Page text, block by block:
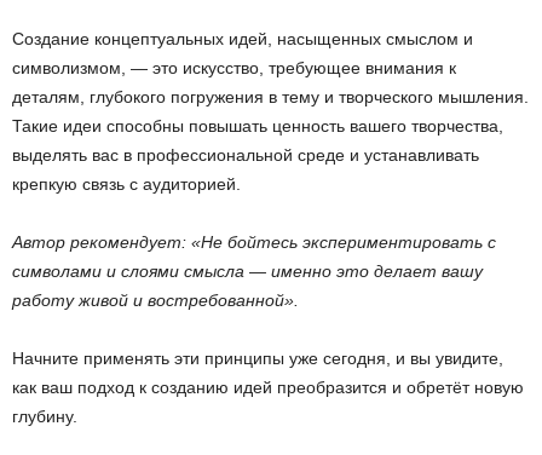
Создание концептуальных идей, насыщенных смыслом и
символизмом, — это искусство, требующее внимания к
деталям, глубокого погружения в тему и творческого мышления.
Такие идеи способны повышать ценность вашего творчества,
выделять вас в профессиональной среде и устанавливать
крепкую связь с аудиторией.
Автор рекомендует: «Не бойтесь экспериментировать с
символами и слоями смысла — именно это делает вашу
работу живой и востребованной».
Начните применять эти принципы уже сегодня, и вы увидите,
как ваш подход к созданию идей преобразится и обретёт новую
глубину.